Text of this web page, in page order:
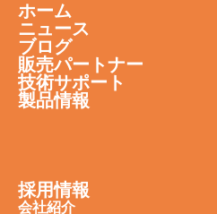
ホーム
ニュース
ブログ
販売パートナー
技術サポート
製品情報
採用情報
会社紹介